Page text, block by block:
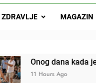
DJEČAK VRATIO JE
ZDRAVLJE MAGAZIN
je moj muž poklonio